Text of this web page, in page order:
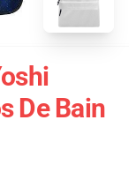
De Bain